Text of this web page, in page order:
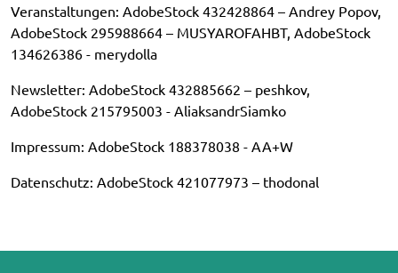
Veranstaltungen: AdobeStock 432428864 – Andrey Popov,
AdobeStock 295988664 – MUSYAROFAHBT, AdobeStock
134626386 - merydolla
Newsletter: AdobeStock 432885662 – peshkov,
AdobeStock 215795003 - AliaksandrSiamko
Impressum: AdobeStock 188378038 - AA+W
Datenschutz: AdobeStock 421077973 – thodonal